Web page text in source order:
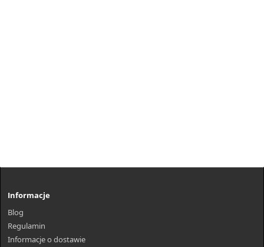
Informacje
Blog
Regulamin
Informacje o dostawie